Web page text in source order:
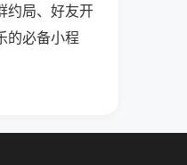
约局、好友开
的必备小程